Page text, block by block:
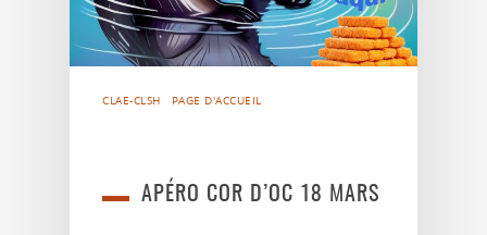
CLAE-CLSH PAGE D'ACCUEIL
APÉRO COR D’OC 18 MARS